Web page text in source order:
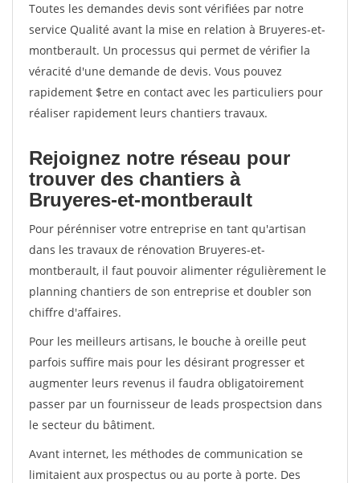
Toutes les demandes devis sont vérifiées par notre
service Qualité avant la mise en relation à Bruyeres-et-
montberault. Un processus qui permet de vérifier la
véracité d'une demande de devis. Vous pouvez
rapidement $etre en contact avec les particuliers pour
réaliser rapidement leurs chantiers travaux.
Rejoignez notre réseau pour
trouver des chantiers à
Bruyeres-et-montberault
Pour pérénniser votre entreprise en tant qu'artisan
dans les travaux de rénovation Bruyeres-et-
montberault, il faut pouvoir alimenter régulièrement le
planning chantiers de son entreprise et doubler son
chiffre d'affaires.
Pour les meilleurs artisans, le bouche à oreille peut
parfois suffire mais pour les désirant progresser et
augmenter leurs revenus il faudra obligatoirement
passer par un fournisseur de leads prospectsion dans
le secteur du bâtiment.
Avant internet, les méthodes de communication se
limitaient aux prospectus ou au porte à porte. Des